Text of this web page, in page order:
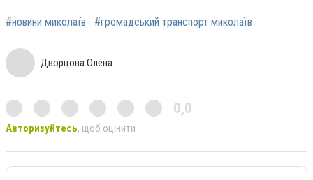
#новини миколаїв #громадський транспорт миколаїв
Дворцова Олена
0,0
Авторизуйтесь, щоб оцінити